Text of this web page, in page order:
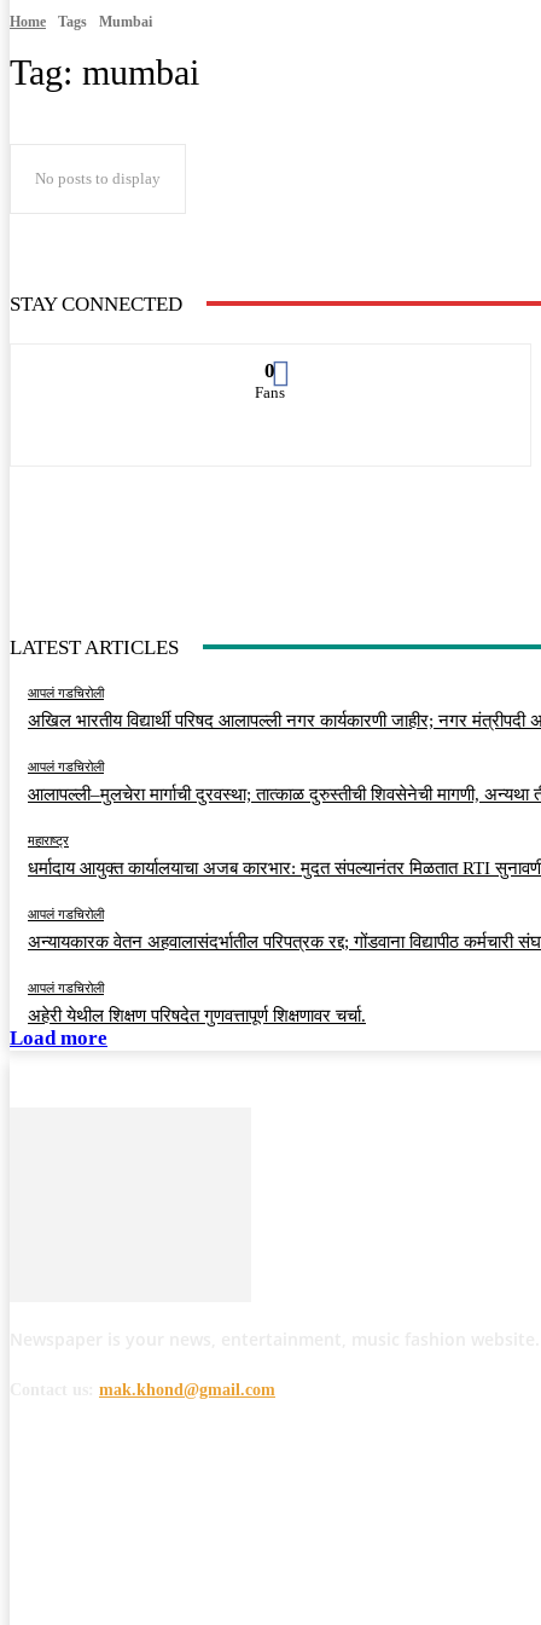
Home Tags Mumbai
Tag: mumbai
No posts to display
STAY CONNECTED
0
Fans
LATEST ARTICLES
आपलं गडचिरोली
अखिल भारतीय विद्यार्थी परिषद आलापल्ली नगर कार्यकारणी जाहीर; नगर
आपलं गडचिरोली
आलापल्ली–मुलचेरा मार्गाची दुरवस्था; तात्काळ दुरुस्तीची शिवसेनेची मागणी, अन्यथा
महाराष्ट्र
धर्मादाय आयुक्त कार्यालयाचा अजब कारभार: मुदत संपल्यानंतर मिळतात RTI
आपलं गडचिरोली
अन्यायकारक वेतन अहवालासंदर्भातील परिपत्रक रद्द; गोंडवाना विद्यापीठ
आपलं गडचिरोली
अहेरी येथील शिक्षण परिषदेत गुणवत्तापूर्ण शिक्षणावर चर्चा.
Load more
mak.khond@gmail.com